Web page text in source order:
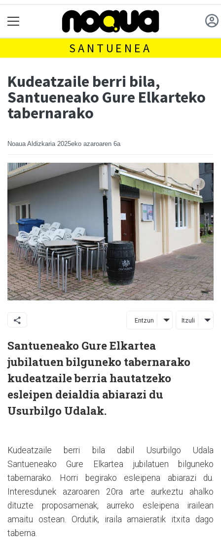
SANTUENEA
Kudeatzaile berri bila,
Santueneako Gure Elkarteko
tabernarako
Noaua Aldizkaria 2025eko azaroaren 6a
Entzun Itzuli
Santueneako Gure Elkartea
jubilatuen bilguneko tabernarako
kudeatzaile berria hautatzeko
esleipen deialdia abiarazi du
Usurbilgo Udalak.
Kudeatzaile berri bila dabil Usurbilgo Udala
Santueneako Gure Elkartea jubilatuen bilguneko
tabernarako. Horri begirako esleipena abiarazi du.
Interesdunek azaroaren 20ra arte aurkeztu ahalko
dituzte proposamenak, aurreko esleipena irailean
amaitu ostean. Ordutik, iraila amaieratik itxita dago
taberna.